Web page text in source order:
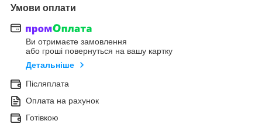
Умови оплати
Ви отримаєте замовлення
або гроші повернуться на вашу картку
Детальніше
Післяплата
Оплата на рахунок
Готівкою